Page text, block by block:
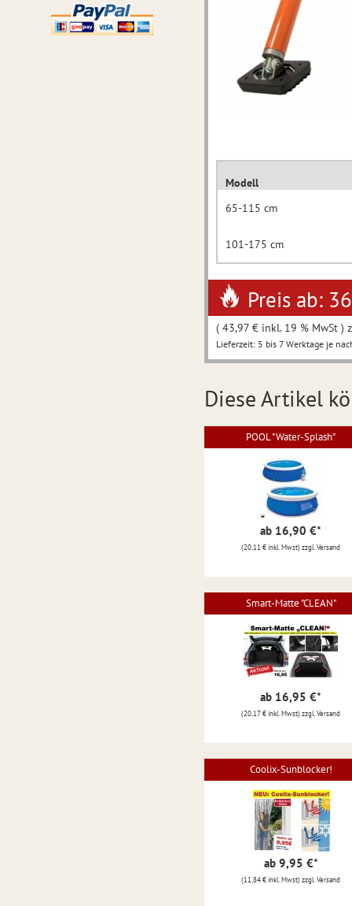
Modell
65-115 cm
101-175 cm
Preis ab:
( 43,97 € inkl. 19 % MwSt )
Lieferzeit: 5 bis 7 Werktage je
Diese Artikel
POOL "Water-Splash"
ab 16,90 €*
(20,11 € inkl. Mwst) zzgl. Versand
Smart-Matte "CLEAN"
ab 16,95 €*
(20,17 € inkl. Mwst) zzgl. Versand
Coolix-Sunblocker!
ab 9,95 €*
(11,84 € inkl. Mwst) zzgl. Versand